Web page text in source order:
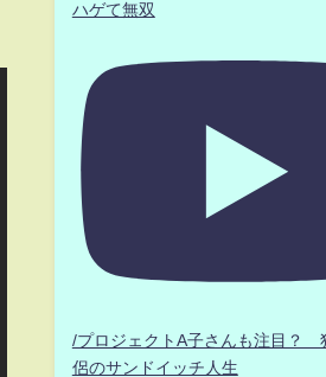
ハゲて無双
/プロジェクトA子さんも注目？
侶のサンドイッチ人生